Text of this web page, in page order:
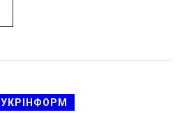
УКРІНФОРМ